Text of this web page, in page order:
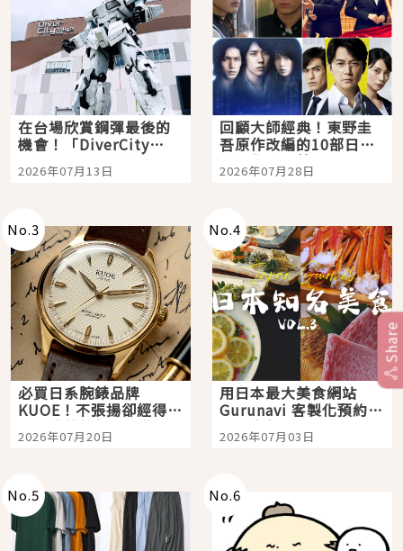
在台場欣賞鋼彈最後的
機會！「DiverCity
Tokyo Plaza」搭船、
購物、美食及夜景，一
2026年07月13日
回顧大師經典！東野圭
吾原作改編的10部日本
影視作品推薦
2026年07月28日
No.3
必買日系腕錶品牌
KUOE！不張揚卻經得起
時間洗鍊的經典之作五
選
2026年07月20日
No.4
用日本最大美食網站
Gurunavi 客製化預約九
大都市餐廳，打造專屬
美食體驗！
2026年07月03日
No.5 No.6
Share